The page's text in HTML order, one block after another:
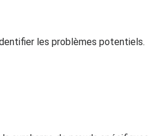
les problèmes potentiels.